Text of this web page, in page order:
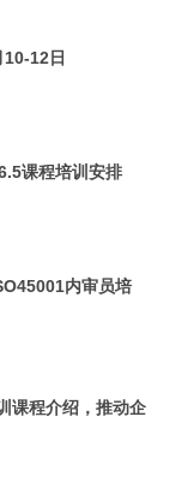
12日
课程培训安排
内审员培
课程介绍，推动企